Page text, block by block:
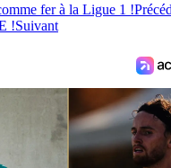
fer à la Ligue 1 !
!Suivant